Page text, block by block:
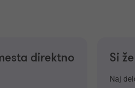
direktno
Si
Naj